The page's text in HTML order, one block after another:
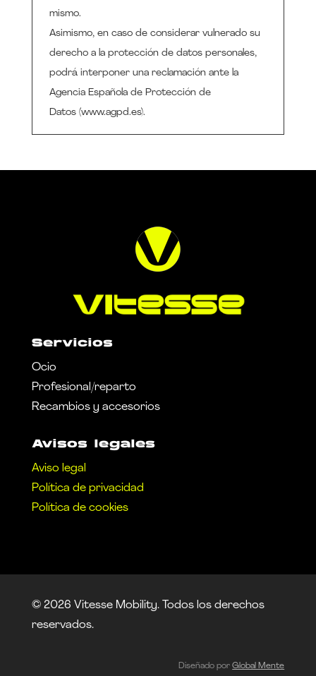
mismo.
Asimismo, en caso de considerar vulnerado su
derecho a la protección de datos personales,
podrá interponer una reclamación ante la
Agencia Española de Protección de
Datos (www.agpd.es).
Servicios
Ocio
Profesional/reparto
Recambios y accesorios
Avisos legales
Aviso legal
Política de privacidad
Política de cookies
© 2026 Vitesse Mobility. Todos los derechos
reservados.
Diseñado porGlobal Mente